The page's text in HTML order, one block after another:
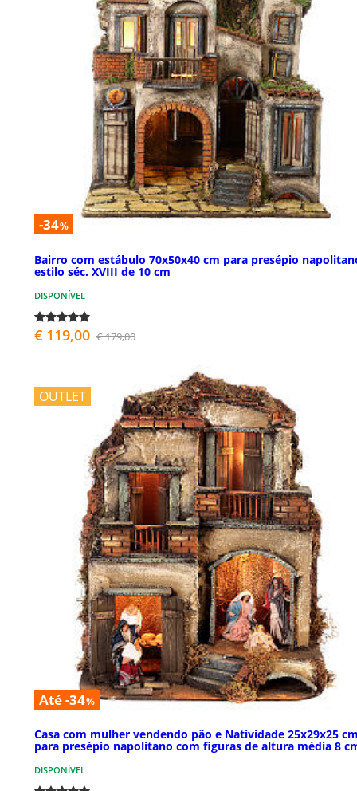
-34%
Bairro com estábulo 70x50x40 cm para presépio
estilo séc. XVIII de 10 cm
DISPONÍVEL
€ 119,00 € 179,00
OUTLET
Até -34%
Casa com mulher vendendo pão e Natividade 25x29x25
para presépio napolitano com figuras de altura média 8
DISPONÍVEL